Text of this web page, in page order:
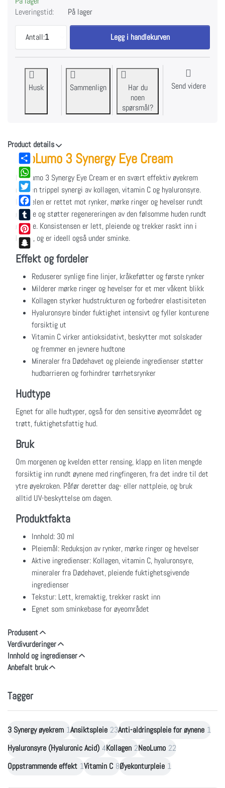
Leveringstid:
På lager
Antall:1
NeoLumo 3 Synergy øyekrem til EUR 99,95,
Legg i handlekurven
Husk Sammenlign
Har du
noen
spørsmål?
Send videre
Share
WhatsApp
Twitter
Facebook
Tumblr
Pinterest
Snapchat
Product details
NeoLumo 3 Synergy Eye Cream
NeoLumo 3 Synergy Eye Cream er en svært effektiv øyekrem
med en trippel synergi av kollagen, vitamin C og hyaluronsyre.
Formelen er rettet mot rynker, mørke ringer og hevelser rundt
øynene og støtter regenereringen av den følsomme huden rundt
øynene. Konsistensen er lett, pleiende og trekker raskt inn i
huden, og er ideell også under sminke.
Effekt og fordeler
Reduserer synlige fine linjer, kråkeføtter og første rynker
Milderer mørke ringer og hevelser for et mer våkent blikk
Kollagen styrker hudstrukturen og forbedrer elastisiteten
Hyaluronsyre binder fuktighet intensivt og fyller konturene
forsiktig ut
Vitamin C virker antioksidativt, beskytter mot solskader
og fremmer en jevnere hudtone
Mineraler fra Dødehavet og pleiende ingredienser støtter
hudbarrieren og forhindrer tørrhetsrynker
Hudtype
Egnet for alle hudtyper, også for den sensitive øyeområdet og
trøtt, fuktighetsfattig hud.
Bruk
Om morgenen og kvelden etter rensing, klapp en liten mengde
forsiktig inn rundt øynene med ringfingeren, fra det indre til det
ytre øyekroken. Påfør deretter dag- eller nattpleie, og bruk
alltid UV-beskyttelse om dagen.
Produktfakta
Innhold: 30 ml
Pleiemål: Reduksjon av rynker, mørke ringer og hevelser
Aktive ingredienser: Kollagen, vitamin C, hyaluronsyre,
mineraler fra Dødehavet, pleiende fuktighetsgivende
ingredienser
Tekstur: Lett, kremaktig, trekker raskt inn
Egnet som sminkebase for øyeområdet
Produsent
Verdivurderinger
Innhold og ingredienser
Anbefalt bruk
Tagger
3 Synergy øyekrem 1Ansiktspleie 23Anti-aldringspleie for øynene 1
Hyaluronsyre (Hyaluronic Acid) 4Kollagen 2NeoLumo 22
Oppstrammende effekt 1Vitamin C 8Øyekonturpleie 1